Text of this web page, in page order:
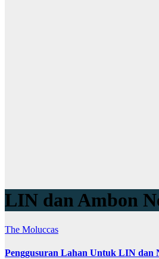
LIN dan Ambon
The Moluccas
Penggusuran Lahan Untuk LIN dan